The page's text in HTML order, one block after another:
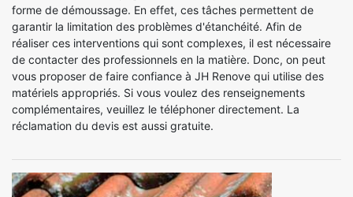
forme de démoussage. En effet, ces tâches permettent de
garantir la limitation des problèmes d'étanchéité. Afin de
réaliser ces interventions qui sont complexes, il est nécessaire
de contacter des professionnels en la matière. Donc, on peut
vous proposer de faire confiance à JH Renove qui utilise des
matériels appropriés. Si vous voulez des renseignements
complémentaires, veuillez le téléphoner directement. La
réclamation du devis est aussi gratuite.